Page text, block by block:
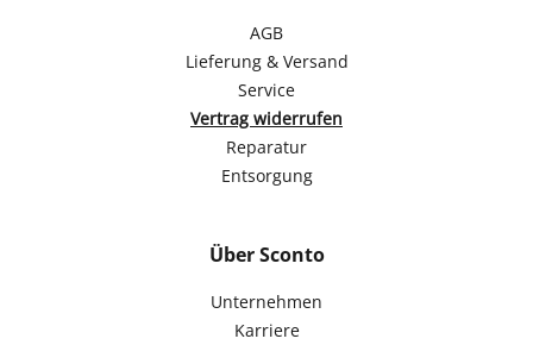
AGB
Lieferung & Versand
Service
Vertrag widerrufen
Reparatur
Entsorgung
Über Sconto
Unternehmen
Karriere